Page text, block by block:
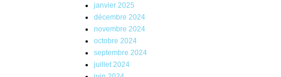
janvier 2025
décembre 2024
novembre 2024
octobre 2024
septembre 2024
juillet 2024